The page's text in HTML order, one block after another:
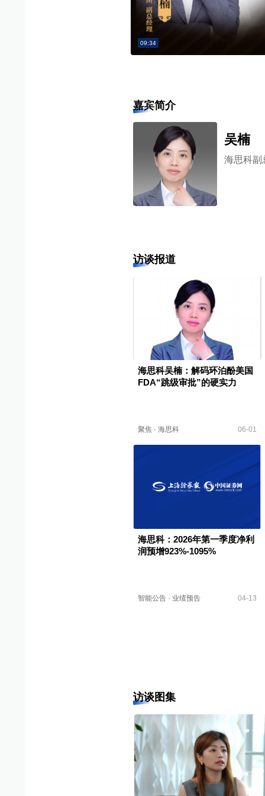
09:34
嘉宾简介
吴楠
海思科副
访谈报道
海思科吴楠：解码环泊酚美国
FDA“跳级审批”的硬实力
聚焦 · 海思科 06-01
海思科：2026年第一季度净利
润预增923%-1095%
智能公告 · 业绩预告 04-13
访谈图集